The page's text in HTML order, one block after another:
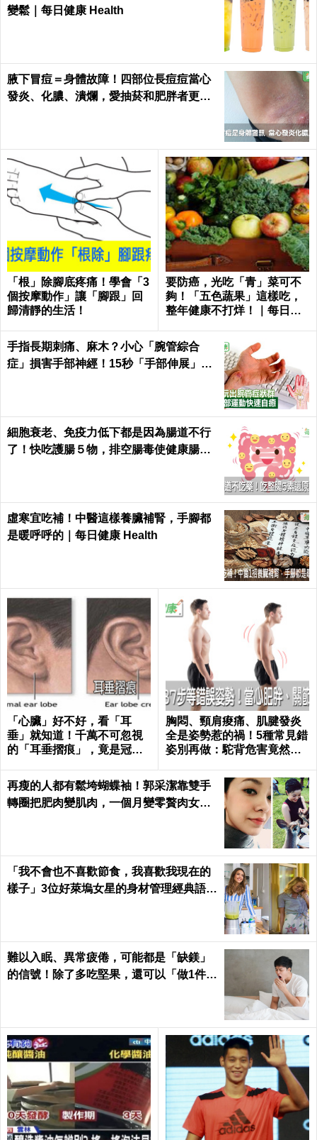
變鬆｜每日健康 Health
腋下冒痘＝身體故障！四部位長痘痘當心
發炎、化膿、潰爛，愛抽菸和肥胖者更要
「根」除腳底疼痛！學會「3
個按摩動作」讓「腳跟」回
歸清靜的生活！
要防癌，光吃「青」菜可不
夠！「五色蔬果」這樣吃，
整年健康不打烊！｜每日健
手指長期刺痛、麻木？小心「腕管綜合
症」損害手部神經！15秒「手部伸展」這
細胞衰老、免疫力低下都是因為腸道不行
了！快吃護腸５物，排空腸毒使健康腸腸
虛寒宜吃補！中醫這樣養臟補腎，手腳都
是暖呼呼的｜每日健康 Health
「心臟」好不好，看「耳
垂」就知道！千萬不可忽視
的「耳垂摺痕」，竟是冠狀
胸悶、頸肩痠痛、肌腱發炎
全是姿勢惹的禍！5種常見錯
姿別再做：駝背危害竟然這
再瘦的人都有鬆垮蝴蝶袖！郭采潔靠雙手
轉圈把肥肉變肌肉，一個月變零贅肉女神
「我不會也不喜歡節食，我喜歡我現在的
樣子」3位好萊塢女星的身材管理經典語
難以入眠、異常疲倦，可能都是「缺鎂」
的信號！除了多吃堅果，還可以「做1件